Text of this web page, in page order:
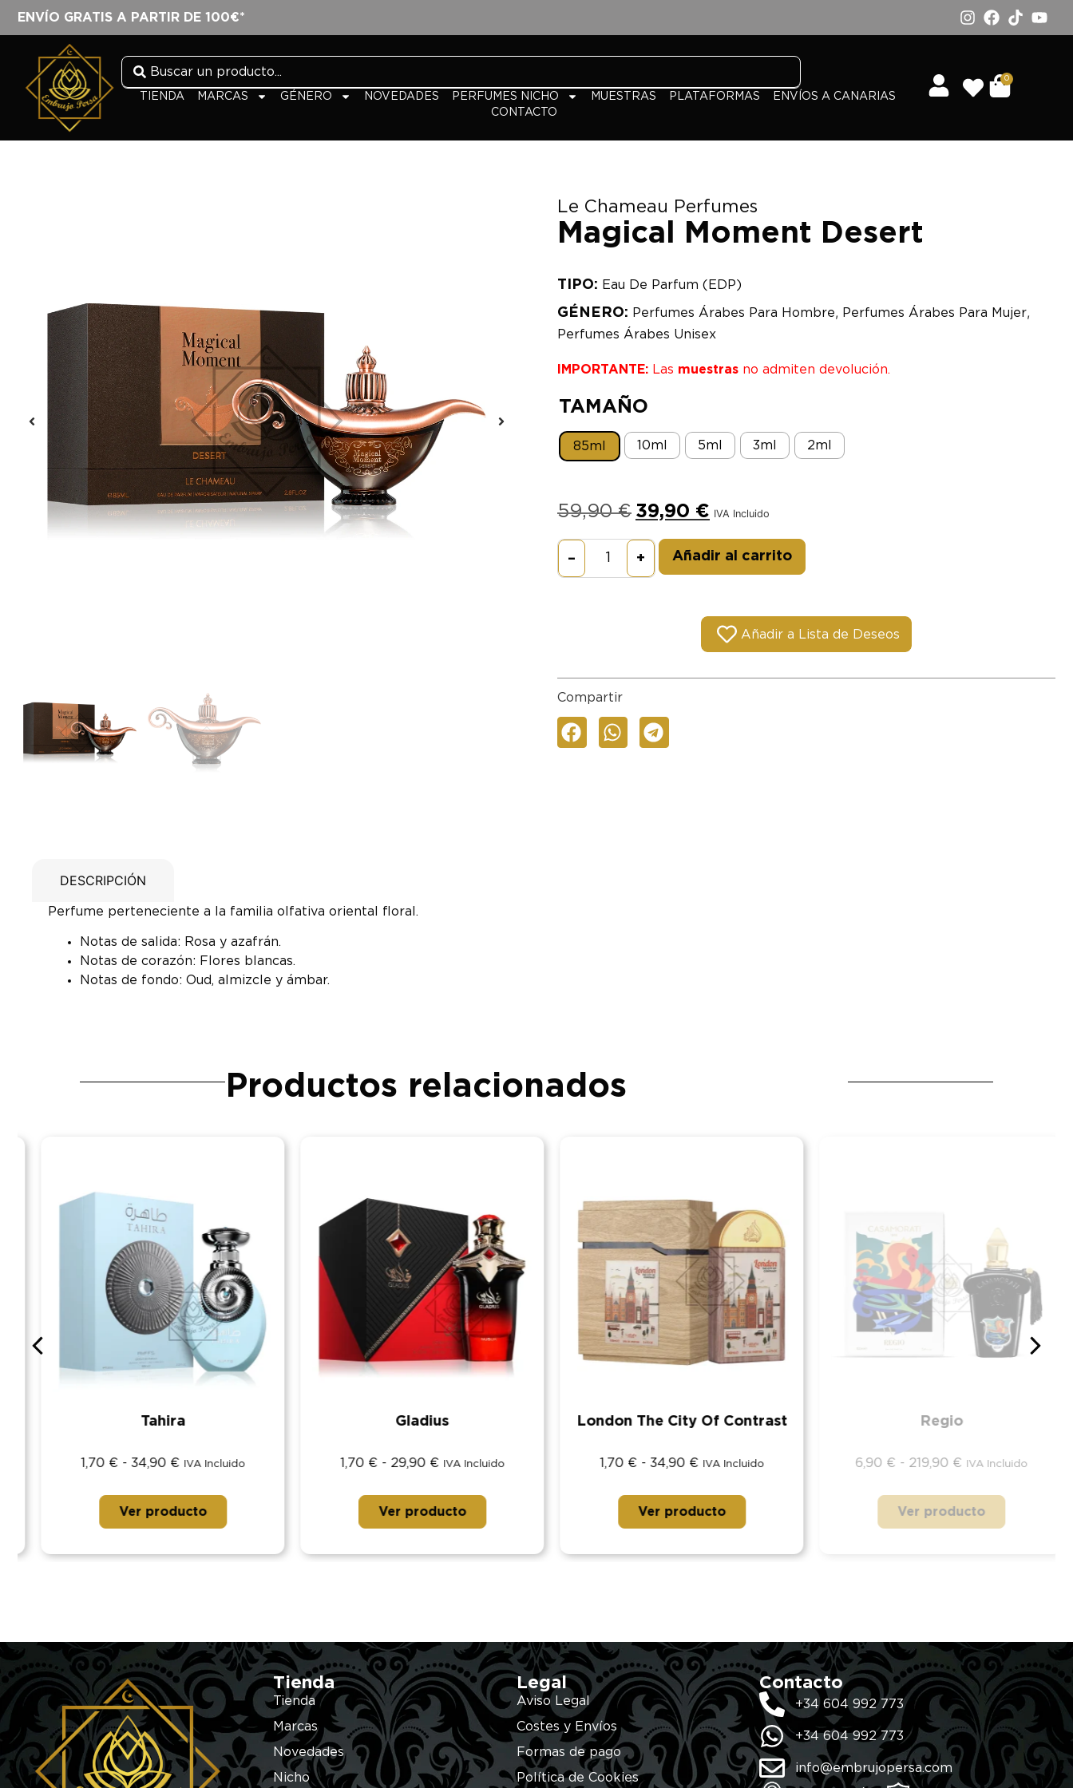
ENVÍO GRATIS A PARTIR DE 100€*
TIENDA MARCAS GÉNERO NOVEDADES PERFUMES NICHO MUESTRAS PLATAFORMAS
ENVÍOS A CANARIAS
CONTACTO
0
Le Chameau Perfumes
Magical Moment Desert
TIPO: Eau De Parfum (EDP)
GÉNERO: Perfumes Árabes Para Hombre, Perfumes Árabes Para Mujer,
Perfumes Árabes Unisex
IMPORTANTE: Las muestras no admiten devolución.
TAMAÑO
85ml 10ml 5ml 3ml 2ml
59,90€ 39,90 € IVA Incluido
– + Añadir al carrito
Añadir a Lista de Deseos
Compartir
DESCRIPCIÓN
Perfume perteneciente a la familia olfativa oriental floral.
Notas de salida: Rosa y azafrán.
Notas de corazón: Flores blancas.
Notas de fondo: Oud, almizcle y ámbar.
Productos relacionados
Tahira
1,70€ - 34,90€ IVA Incluido
Ver producto
Gladius
1,70€ - 29,90€ IVA Incluido
Ver producto
London The City Of Contrast
1,70€ - 34,90€ IVA Incluido
Ver producto
Regio
6,90€ - 219,90€ IVA Incluido
Ver producto
Tienda
Tienda
Marcas
Novedades
Nicho
Legal
Aviso Legal
Costes y Envíos
Formas de pago
Política de Cookies
Contacto
+34 604 992 773
+34 604 992 773
info@embrujopersa.com